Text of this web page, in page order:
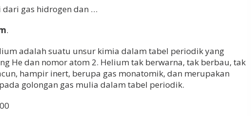
gas hidrogen dan …
.
adalah suatu unsur kimia dalam tabel periodik yang
He dan nomor atom 2. Helium tak berwarna, tak berbau, tak
hampir inert, berupa gas monatomik, dan merupakan
golongan gas mulia dalam tabel periodik.